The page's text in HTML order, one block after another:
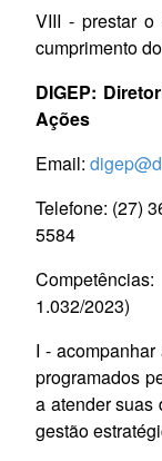
VIII - prestar o
cumprimento
DIGEP:
Ações
Email:
Telefone: (27)
5584
Competências:
1.032/2023)
I -
programados
a atender suas
gestão